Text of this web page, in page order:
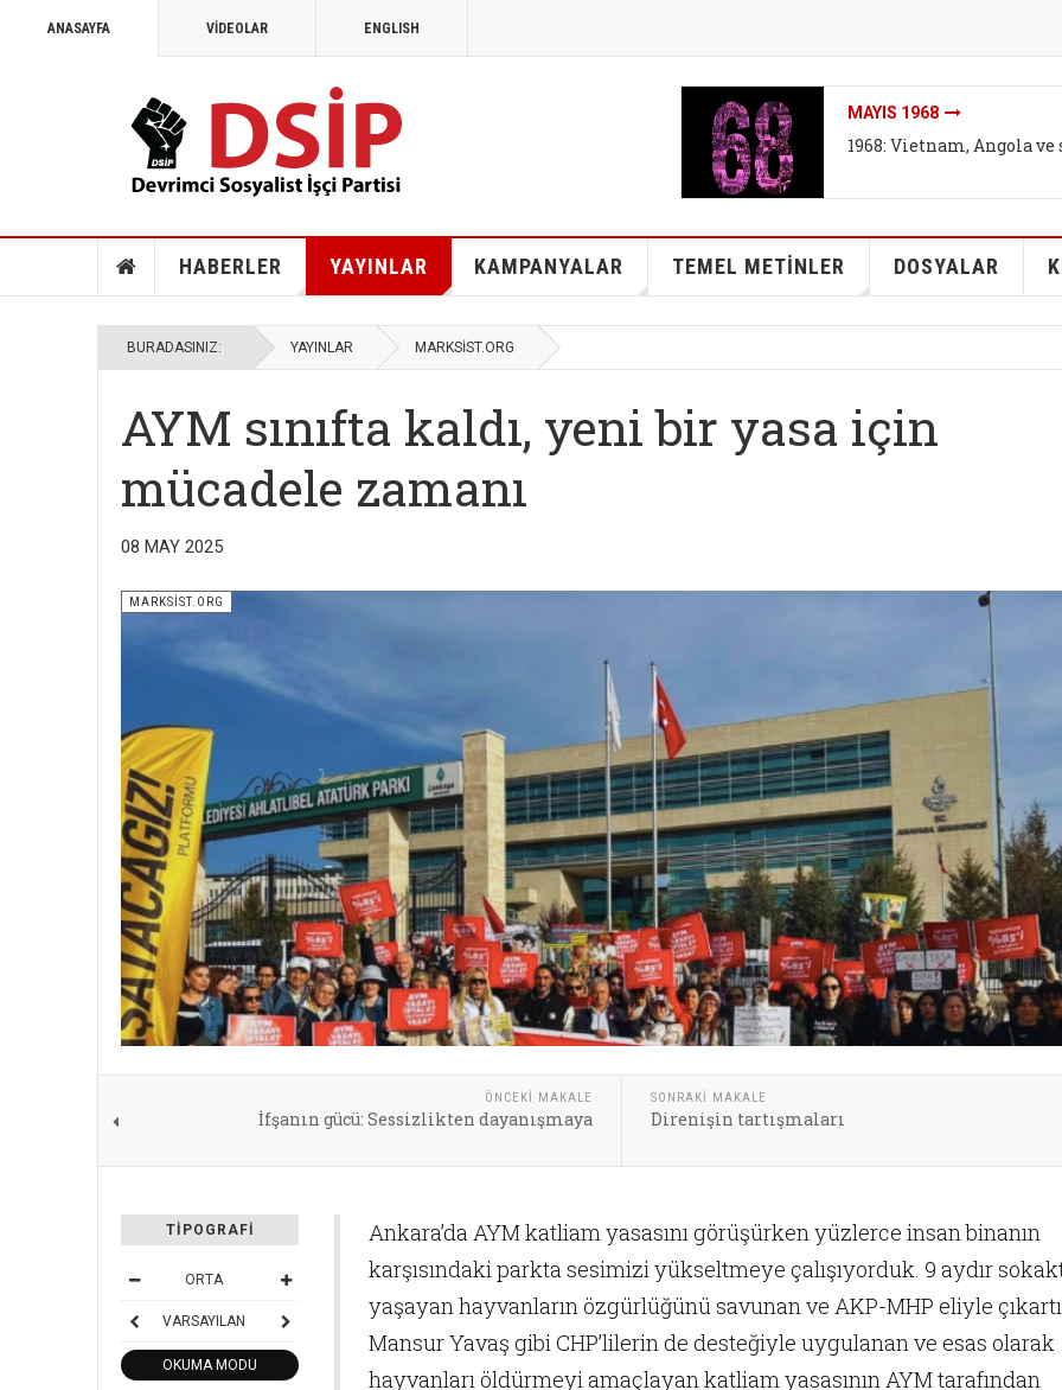
ANASAYFA VİDEOLAR ENGLISH
İKLIMI DEĞIL SISTEMI
İklim mitleri I - Bireysel
HABERLER YAYINLAR KAMPANYALAR TEMEL METİNLER DOSYALAR
BURADASINIZ: YAYINLAR MARKSİST.ORG
AYM sınıfta kaldı, yeni bir yasa için
mücadele zamanı
08 MAY 2025
MARKSİST.ORG
ÖNCEKI MAKALE
İfşanın gücü: Sessizlikten dayanışmaya
SONRAKI MAKALE
Direnişin tartışmaları
TIPOGRAFI
ORTA
VARSAYILAN
OKUMA MODU
Ankara’da AYM katliam yasasını görüşürken yüzlerce insan binanın
karşısındaki parkta sesimizi yükseltmeye çalışıyorduk. 9 aydır
yaşayan hayvanların özgürlüğünü savunan ve AKP-MHP eliyle
Mansur Yavaş gibi CHP’lilerin de desteğiyle uygulanan ve esas olarak
hayvanları öldürmeyi amaçlayan katliam yasasının AYM tarafından